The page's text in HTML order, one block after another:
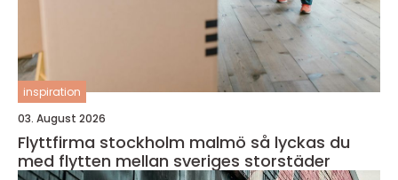
inspiration
03. August 2026
Flyttfirma stockholm malmö så lyckas du
med flytten mellan sveriges storstäder